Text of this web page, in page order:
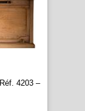
Réf. 4203 –